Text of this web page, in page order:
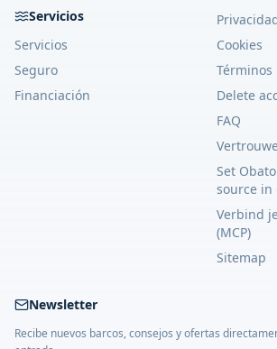
Servicios
Servicios
Seguro
Financiación
Cookies
Términos
Delete
FAQ
Set
source in
Verbind
(MCP)
Sitemap
Newsletter
Recibe nuevos barcos, consejos y ofertas